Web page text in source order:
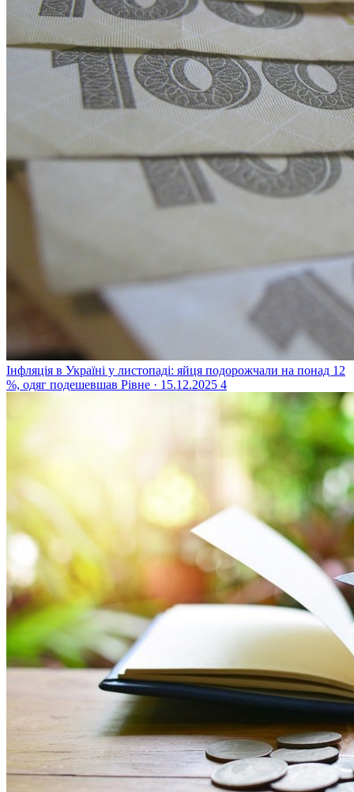
Інфляція в Україні у листопаді: яйця подорожчали на понад 12
%, одяг подешевшав Рівне · 15.12.2025 4